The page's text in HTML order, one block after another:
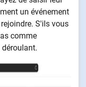
un événement
S'ils vous
comme